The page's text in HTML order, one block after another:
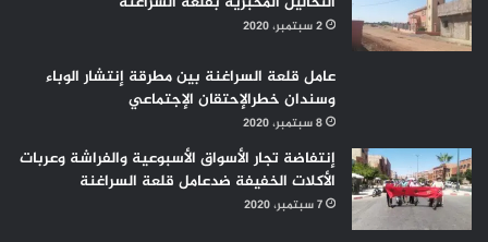
2 سبتمبر، 2020
عامل قلعة السراغنة بين مطرقة إنتشار الوباء
وسندان خطرالإحتقان الإجتماعي
8 سبتمبر، 2020
إنتفاضة تجار الأسواق الأسبوعية والفراشة وعربات
الأكلات الخفيفة ضدعامل قلعة السراغنة
7 سبتمبر، 2020